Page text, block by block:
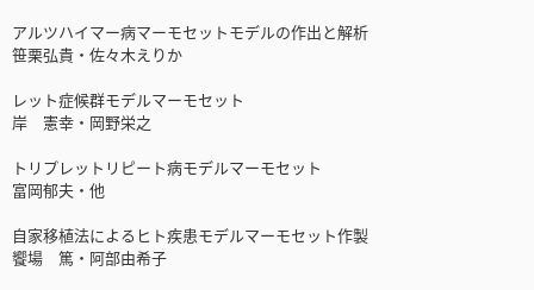
アルツハイマー病マーモセットモデルの作出と解析
笹栗弘貴・佐々木えりか
レット症候群モデルマーモセット
岸 憲幸・岡野栄之
トリプレットリピート病モデルマーモセット
富岡郁夫・他
自家移植法によるヒト疾患モデルマーモセット作製
饗場 篤・阿部由希子